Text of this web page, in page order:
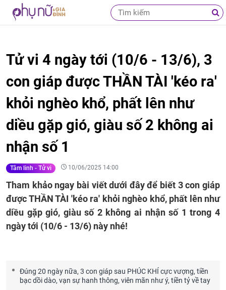
Tử vi 4 ngày tới (10/6 - 13/6), 3
con giáp được THẦN TÀI 'kéo ra'
khỏi nghèo khổ, phất lên như
diều gặp gió, giàu số 2 không ai
nhận số 1
Tâm linh - Tử vi 10/06/2025 14:00
Tham khảo ngay bài viết dưới đây để biết 3 con giáp
được THẦN TÀI 'kéo ra' khỏi nghèo khổ, phất lên như
diều gặp gió, giàu số 2 không ai nhận số 1 trong 4
ngày tới (10/6 - 13/6) này nhé!
Đúng 20 ngày nữa, 3 con giáp sau PHÚC KHÍ cực vượng, tiền
bạc dồi dào, vạn sự hanh thông, viên mãn như ý, tiền tỷ về tay